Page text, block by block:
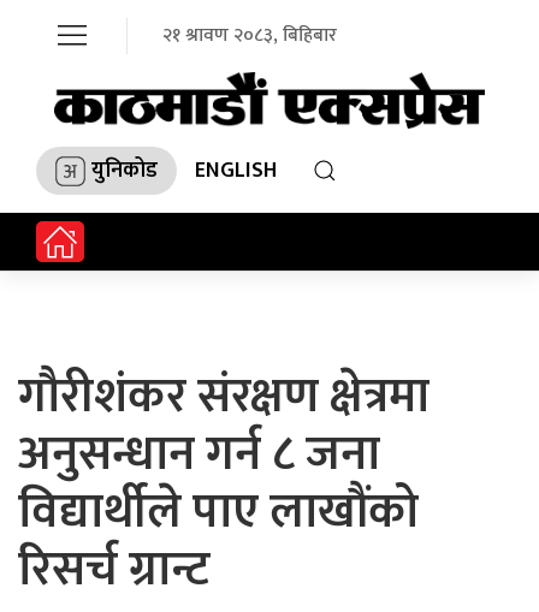
२१ श्रावण २०८३, बिहिबार
युनिकोड ENGLISH
गौरीशंकर संरक्षण क्षेत्रमा
अनुसन्धान गर्न ८ जना
विद्यार्थीले पाए लाखौंको
रिसर्च ग्रान्ट